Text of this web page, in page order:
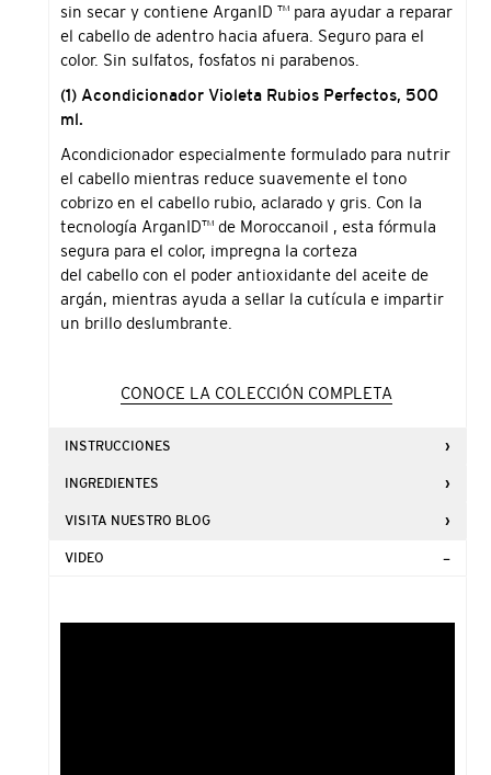
sin secar y contiene ArganID ™ para ayudar a reparar
el cabello de adentro hacia afuera. Seguro para el
color. Sin sulfatos, fosfatos ni parabenos.
(1) Acondicionador Violeta Rubios Perfectos, 500
ml.
Acondicionador especialmente formulado para nutrir
el cabello mientras reduce suavemente el tono
cobrizo en el cabello rubio, aclarado y gris. Con la
tecnología ArganID™ de Moroccanoil , esta fórmula
segura para el color, impregna la corteza
del cabello con el poder antioxidante del aceite de
argán, mientras ayuda a sellar la cutícula e impartir
un brillo deslumbrante.
CONOCE LA COLECCIÓN COMPLETA
INSTRUCCIONES
INGREDIENTES
VISITA NUESTRO BLOG
VIDEO